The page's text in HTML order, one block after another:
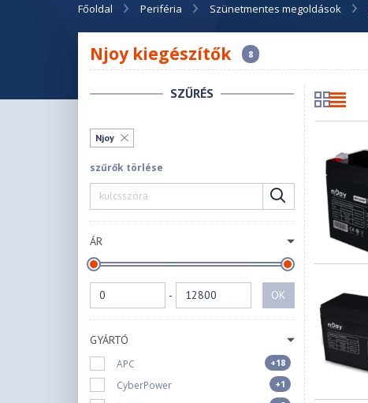
Főoldal Periféria Szünetmentes megoldások
Njoy kiegészítők 8
SZŰRÉS
Njoy
szűrők törlése
ÁR
- OK
GYÁRTÓ
APC +18
CyberPower +1